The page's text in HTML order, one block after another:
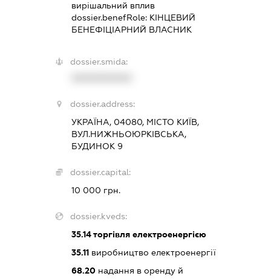
вирішальний вплив
dossier.benefRole: КІНЦЕВИЙ
БЕНЕФІЦІАРНИЙ ВЛАСНИК
dossier.smida:
dossier.address:
УКРАЇНА, 04080, МІСТО КИЇВ,
ВУЛ.НИЖНЬОЮРКІВСЬКА,
БУДИНОК 9
dossier.capital:
10 000 грн.
dossier.kveds:
35.14торгівля електроенергією
35.11виробництво електроенергії
68.20надання в оренду й